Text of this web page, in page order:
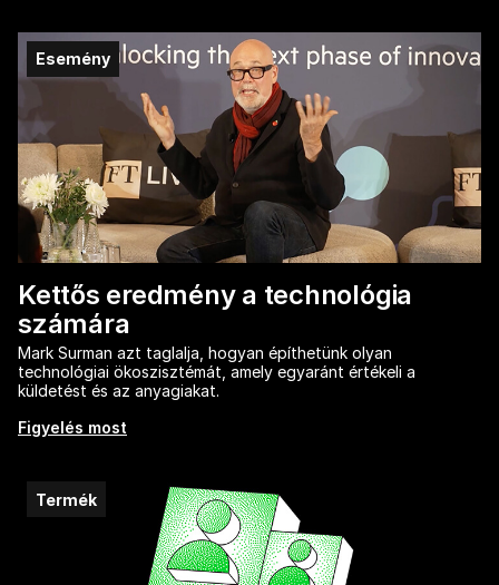
Kettős eredmény a technológia
számára
Esemény
Mark Surman azt taglalja, hogyan építhetünk olyan
technológiai ökoszisztémát, amely egyaránt értékeli a
küldetést és az anyagiakat.
Figyelés most
Termék